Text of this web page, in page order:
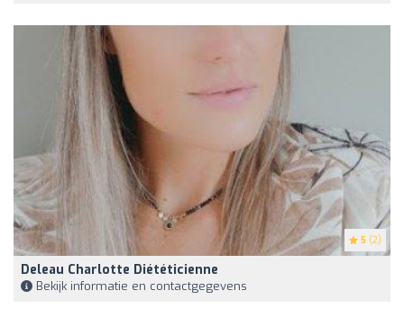
5 (2)
Deleau Charlotte Diététicienne
Bekijk informatie en contactgegevens